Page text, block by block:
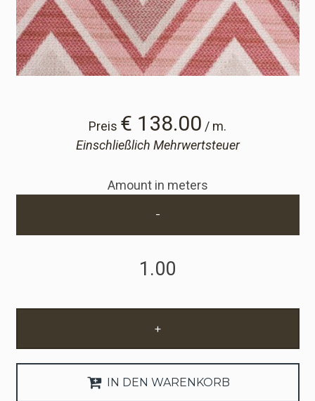
Preis € 138.00 / m.
Einschließlich Mehrwertsteuer
Amount in meters
-
+
IN DEN WARENKORB
Cart
Cart
Probe-Anfrage
Anfrage Geschäftskonto